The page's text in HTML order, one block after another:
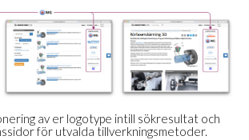
av er logotype intill sökresultat och
för utvalda tillverkningsmetoder.